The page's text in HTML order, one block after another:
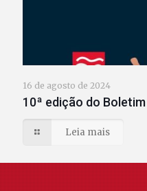
16 de agosto de 2024
10ª edição do
Leia mais